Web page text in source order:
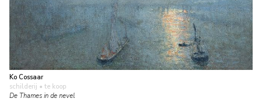
Ko Cossaar
schilderij • te koop
De Thames in de nevel